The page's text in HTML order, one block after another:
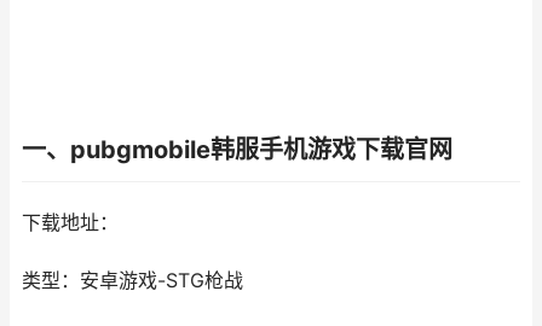
一、pubgmobile韩服手机游戏下载官网
下载地址：
类型：安卓游戏-STG枪战